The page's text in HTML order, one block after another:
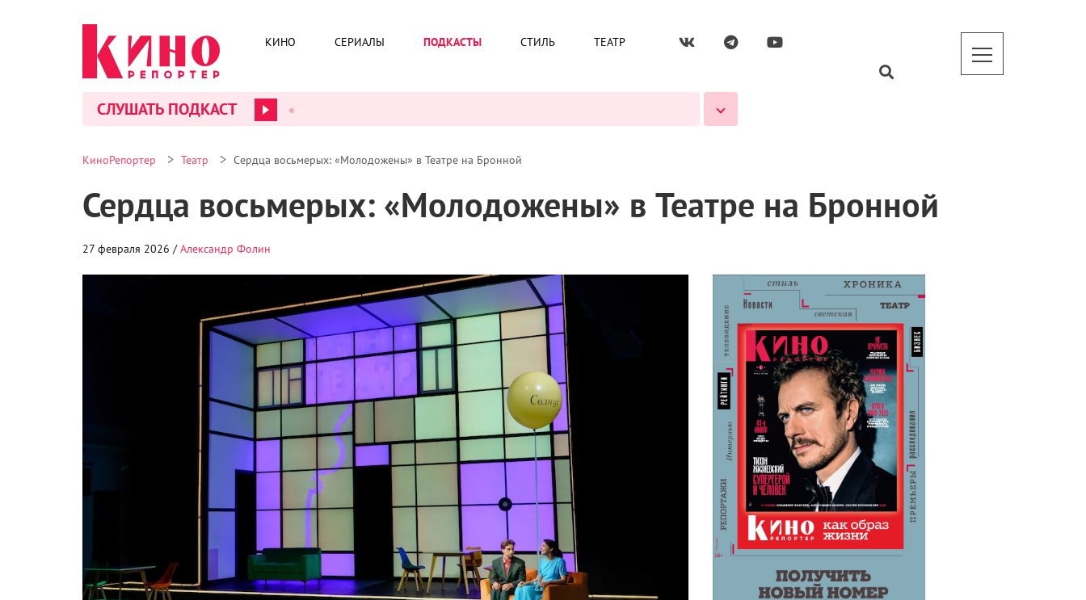
КИНО СЕРИАЛЫ ПОДКАСТЫ СТИЛЬ ТЕАТР
СЛУШАТЬ ПОДКАСТ
КиноРепортер > Театр > Сердца восьмерых: «Молодожены» в Театре на Бронной
Сердца восьмерых: «Молодожены» в Театре на Бронной
27 февраля 2026 /Александр Фолин